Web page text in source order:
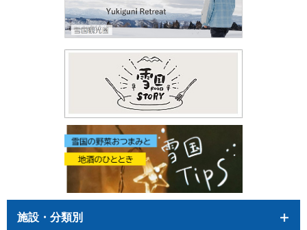
施設・分類別